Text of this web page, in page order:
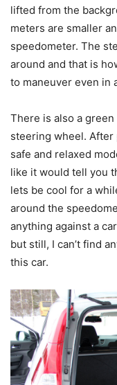
lifted from the
meters are smaller
speedometer. The
around and that is
to maneuver even in
There is also a
steering wheel.
safe and relaxed
like it would tell you
lets be cool for a
around the
anything against a
but still, I can’t find
this car.